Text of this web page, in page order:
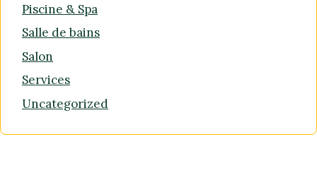
Piscine & Spa
Salle de bains
Salon
Services
Uncategorized